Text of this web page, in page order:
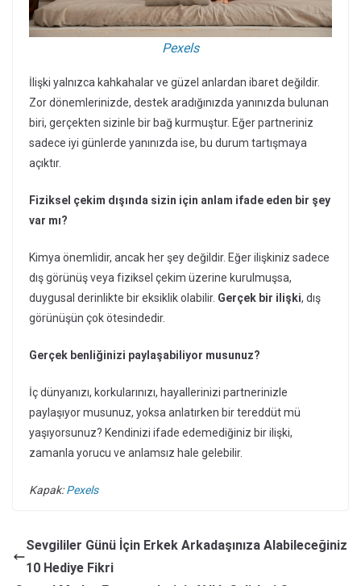
Pexels
İlişki yalnızca kahkahalar ve güzel anlardan ibaret değildir.
Zor dönemlerinizde, destek aradığınızda yanınızda bulunan
biri, gerçekten sizinle bir bağ kurmuştur. Eğer partneriniz
sadece iyi günlerde yanınızda ise, bu durum tartışmaya
açıktır.
Fiziksel çekim dışında sizin için anlam ifade eden bir şey
var mı?
Kimya önemlidir, ancak her şey değildir. Eğer ilişkiniz sadece
dış görünüş veya fiziksel çekim üzerine kurulmuşsa,
duygusal derinlikte bir eksiklik olabilir. Gerçek bir ilişki, dış
görünüşün çok ötesindedir.
Gerçek benliğinizi paylaşabiliyor musunuz?
İç dünyanızı, korkularınızı, hayallerinizi partnerinizle
paylaşıyor musunuz, yoksa anlatırken bir tereddüt mü
yaşıyorsunuz? Kendinizi ifade edemediğiniz bir ilişki,
zamanla yorucu ve anlamsız hale gelebilir.
Kapak:Pexels
Sevgililer Günü İçin Erkek Arkadaşınıza Alabileceğiniz
10 Hediye Fikri